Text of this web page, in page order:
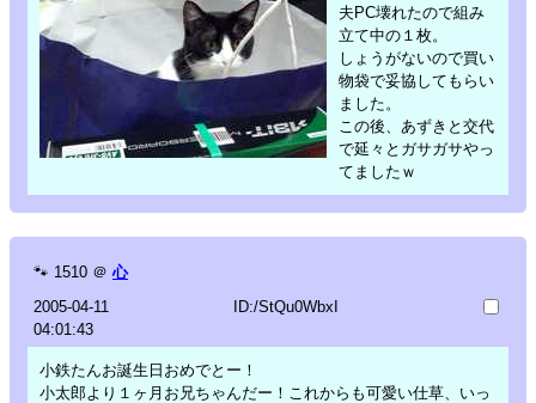
夫PC壊れたので組み
立て中の１枚。
しょうがないので買い
物袋で妥協してもらい
ました。
この後、あずきと交代
で延々とガサガサやっ
てましたｗ
🐾 1510 ＠ 心
2005-04-11
04:01:43
ID:/StQu0WbxI
小鉄たんお誕生日おめでとー！
小太郎より１ヶ月お兄ちゃんだー！これからも可愛い仕草、いっ